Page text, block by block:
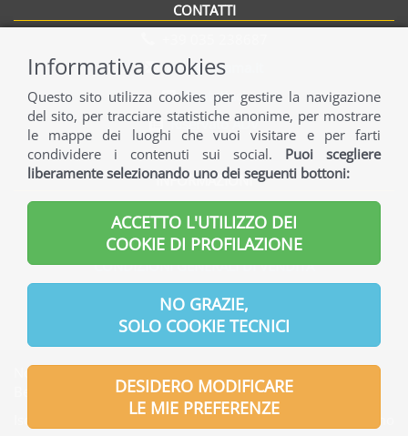
CONTATTI
info@norama.it
Contattaci
Riservato ADV
INFORMAZIONI
INFORMAZIONI UTILI
CONDIZIONI GENERALI DI VENDITA
INFORMATIVA PRIVACY
Norama S.r.l. | Indirizzo Sede legale: Via Verdi, 7 - 24121
Iscritta presso l'Ufficio del Registro delle Imprese di Bergamo
Informativa cookies
Questo sito utilizza cookies per gestire la navigazione
del sito, per tracciare statistiche anonime, per mostrare
le mappe dei luoghi che vuoi visitare e per farti
condividere i contenuti sui social. Puoi scegliere
liberamente selezionando uno dei seguenti bottoni:
ACCETTO L'UTILIZZO DEI
COOKIE DI PROFILAZIONE
NO GRAZIE,
SOLO COOKIE TECNICI
DESIDERO MODIFICARE
LE MIE PREFERENZE